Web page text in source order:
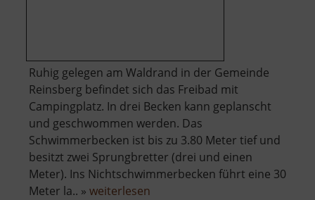
Ruhig gelegen am Waldrand in der Gemeinde
Reinsberg befindet sich das Freibad mit
Campingplatz. In drei Becken kann geplanscht
und geschwommen werden. Das
Schwimmerbecken ist bis zu 3.80 Meter tief und
besitzt zwei Sprungbretter (drei und einen
Meter). Ins Nichtschwimmerbecken führt eine 30
Meter la.. » weiterlesen